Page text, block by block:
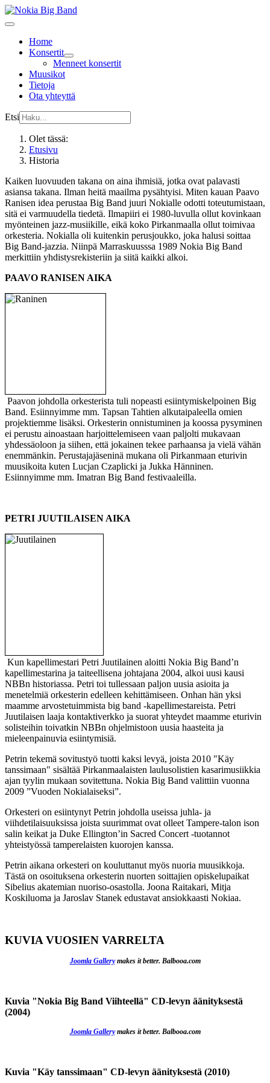
Home
Konsertit
Menneet konsertit
Muusikot
Tietoja
Ota yhteyttä
Etsi
Olet tässä:
Etusivu
Historia
Kaiken luovuuden takana on aina ihmisiä, jotka ovat palavasti
asiansa takana. Ilman heitä maailma pysähtyisi. Miten kauan Paavo
Ranisen idea perustaa Big Band juuri Nokialle odotti toteutumistaan,
sitä ei varmuudella tiedetä. Ilmapiiri ei 1980-luvulla ollut kovinkaan
myönteinen jazz-musiikille, eikä koko Pirkanmaalla ollut toimivaa
orkesteria. Nokialla oli kuitenkin perusjoukko, joka halusi soittaa
Big Band-jazzia. Niinpä Marraskuusssa 1989 Nokia Big Band
merkittiin yhdistysrekisteriin ja siitä kaikki alkoi.
PAAVO RANISEN AIKA
Paavon johdolla orkesterista tuli nopeasti esiintymiskelpoinen Big
Band. Esiinnyimme mm. Tapsan Tahtien alkutaipaleella omien
projektiemme lisäksi. Orkesterin onnistuminen ja koossa pysyminen
ei perustu ainoastaan harjoittelemiseen vaan paljolti mukavaan
yhdessäoloon ja siihen, että jokainen tekee parhaansa ja vielä vähän
enemmänkin. Perustajajäseninä mukana oli Pirkanmaan eturivin
muusikoita kuten Lucjan Czaplicki ja Jukka Hänninen.
Esiinnyimme mm. Imatran Big Band festivaaleilla.
PETRI JUUTILAISEN AIKA
Kun kapellimestari Petri Juutilainen aloitti Nokia Big Band’n
kapellimestarina ja taiteellisena johtajana 2004, alkoi uusi kausi
NBBn historiassa. Petri toi tullessaan paljon uusia asioita ja
menetelmiä orkesterin edelleen kehittämiseen. Onhan hän yksi
maamme arvostetuimmista big band -kapellimestareista. Petri
Juutilaisen laaja kontaktiverkko ja suorat yhteydet maamme eturivin
solisteihin toivatkin NBBn ohjelmistoon uusia haasteita ja
mieleenpainuvia esiintymisiä.
Petrin tekemä sovitustyö tuotti kaksi levyä, joista 2010 "Käy
tanssimaan" sisältää Pirkanmaalaisten laulusolistien kasarimusiikkia
ajan tyylin mukaan sovitettuna. Nokia Big Band valittiin vuonna
2009 ”Vuoden Nokialaiseksi”.
Orkesteri on esiintynyt Petrin johdolla useissa juhla- ja
viihdetilaisuuksissa joista suurimmat ovat olleet Tampere-talon ison
salin keikat ja Duke Ellington’in Sacred Concert -tuotannot
yhteistyössä tamperelaisten kuorojen kanssa.
Petrin aikana orkesteri on kouluttanut myös nuoria muusikkoja.
Tästä on osoituksena orkesterin nuorten soittajien opiskelupaikat
Sibelius akatemian nuoriso-osastolla. Joona Raitakari, Mitja
Koskiluoma ja Jaroslav Stanek edustavat ansiokkaasti Nokiaa.
KUVIA VUOSIEN VARRELTA
Joomla Gallerymakes it better. Balbooa.com
Kuvia "Nokia Big Band Viihteellä" CD-levyn äänityksestä
(2004)
Joomla Gallerymakes it better. Balbooa.com
Kuvia "Käy tanssimaan" CD-levyn äänityksestä (2010)